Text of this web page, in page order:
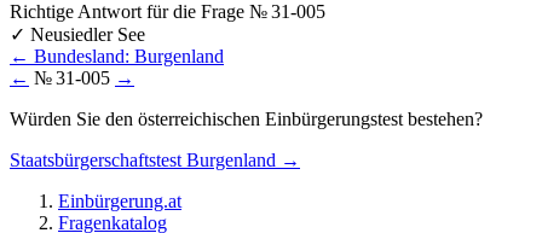
Richtige Antwort für die Frage № 31-005
✓ Neusiedler See
← Bundesland: Burgenland
← № 31-005 →
Würden Sie den österreichischen Einbürgerungstest bestehen?
Staatsbürgerschaftstest Burgenland →
Einbürgerung.at
Fragenkatalog